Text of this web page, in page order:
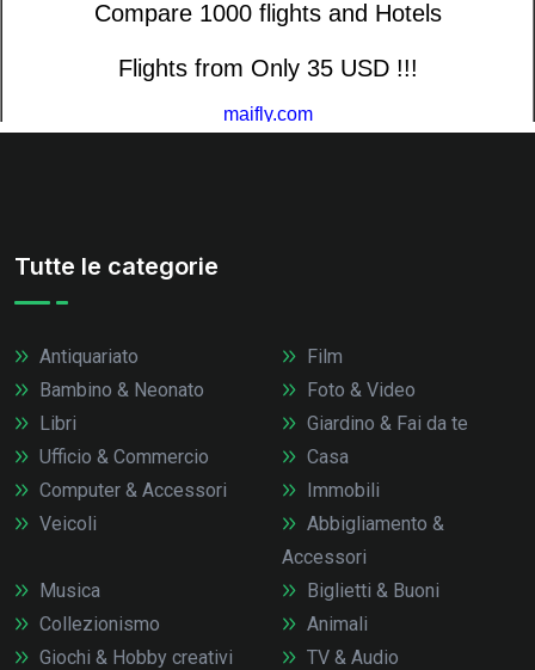
Tutte le categorie
Antiquariato
Bambino & Neonato
Libri
Ufficio & Commercio
Computer & Accessori
Veicoli
Film
Foto & Video
Giardino & Fai da te
Casa
Immobili
Abbigliamento &
Accessori
Musica
Collezionismo
Giochi & Hobby creativi
Biglietti & Buoni
Animali
TV & Audio